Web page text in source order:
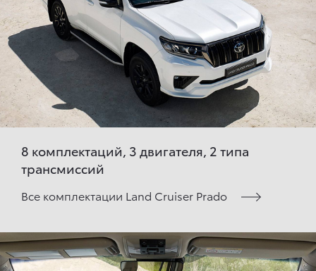
8 комплектаций, 3 двигателя, 2 типа
трансмиссий
Все комплектации Land Cruiser Prado